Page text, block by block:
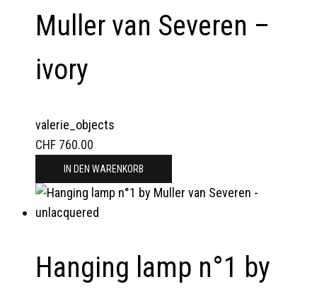
Muller van Severen –
ivory
valerie_objects
CHF 760.00
IN DEN WARENKORB
Hanging lamp n°1 by